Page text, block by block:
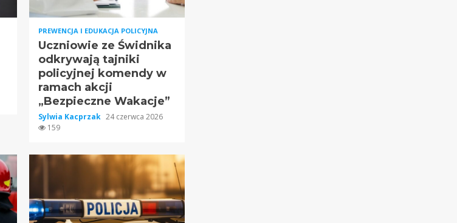
PREWENCJA I EDUKACJA POLICYJNA
Uczniowie ze Świdnika
odkrywają tajniki
policyjnej komendy w
ramach akcji
„Bezpieczne Wakacje”
Sylwia Kacprzak 24 czerwca 2026
159